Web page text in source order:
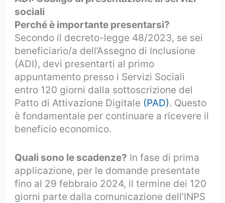
sociali
Perché è importante presentarsi?
Secondo il decreto-legge 48/2023, se sei
beneficiario/a dell’Assegno di Inclusione
(ADI), devi presentarti al primo
appuntamento presso i Servizi Sociali
entro 120 giorni dalla sottoscrizione del
Patto di Attivazione Digitale (PAD). Questo
è fondamentale per continuare a ricevere il
beneficio economico.
Quali sono le scadenze? In fase di prima
applicazione, per le domande presentate
fino al 29 febbraio 2024, il termine dei 120
giorni parte dalla comunicazione dell’INPS